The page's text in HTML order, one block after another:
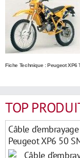
Fiche Technique : Peugeot XP6
TOP
Câble
Peugeot XP6 50